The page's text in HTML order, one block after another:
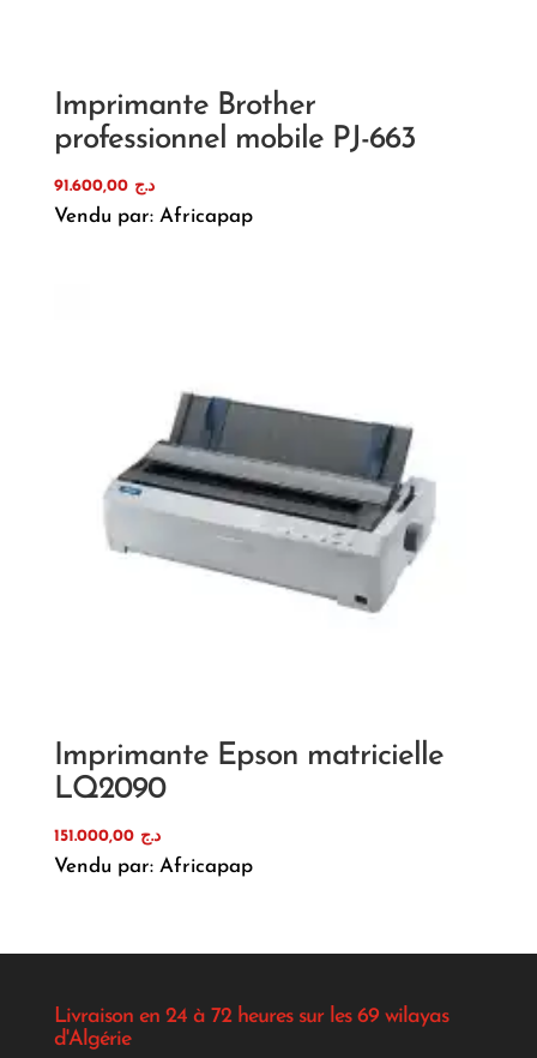
Imprimante Brother
professionnel mobile PJ-663
د.ج 91.600,00
Vendu par: Africapap
Imprimante Epson matricielle
LQ2090
د.ج 151.000,00
Vendu par: Africapap
Livraison en 24 à 72 heures sur les 69 wilayas
d'Algérie